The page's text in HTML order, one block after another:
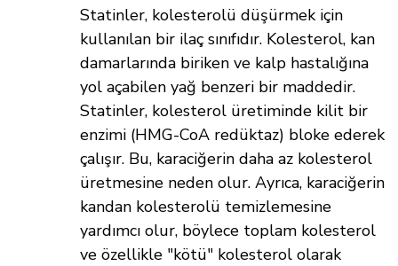
Statinler, kolesterolü düşürmek için
kullanılan bir ilaç sınıfıdır. Kolesterol, kan
damarlarında biriken ve kalp hastalığına
yol açabilen yağ benzeri bir maddedir.
Statinler, kolesterol üretiminde kilit bir
enzimi (HMG-CoA redüktaz) bloke ederek
çalışır. Bu, karaciğerin daha az kolesterol
üretmesine neden olur. Ayrıca, karaciğerin
kandan kolesterolü temizlemesine
yardımcı olur, böylece toplam kolesterol
ve özellikle "kötü" kolesterol olarak